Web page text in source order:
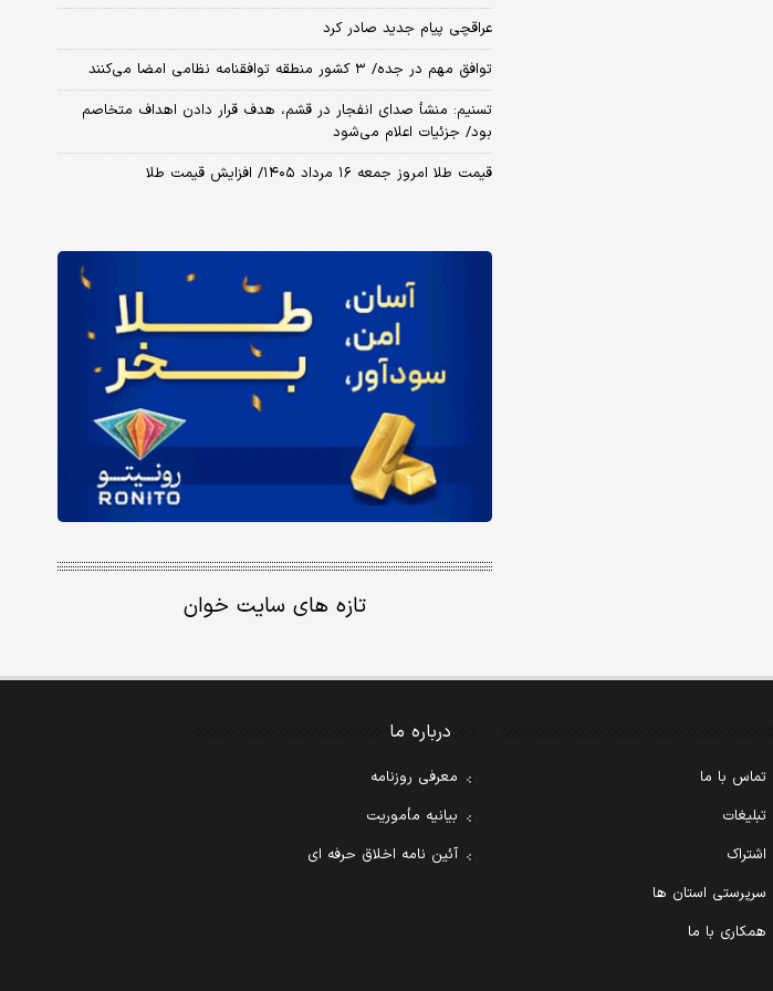
عراقچی پیام جدید صادر کرد
توافق مهم در جده/ ۳ کشور منطقه توافقنامه نظامی امضا می‌کنند
تسنیم: منشأ صدای انفجار در قشم، هدف قرار دادن اهداف متخاصم
بود/ جزئیات اعلام می‌شود
قیمت طلا امروز جمعه ۱۶ مرداد ۱۴۰۵/ افزایش قیمت طلا
تازه های سایت خوان
تماس با ما
تبلیغات
اشتراک
سرپرستی استان ها
همکاری با ما
درباره ما
معرفی روزنامه
بیانیه مأموریت
آئین نامه اخلاق حرفه ای